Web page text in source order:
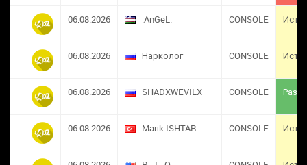
06.08.2026 :AnGeL: CONSOLE Истек
06.08.2026 Нарколог CONSOLE Истек
06.08.2026 SHADXWEVILX CONSOLE
06.08.2026 Marık ISHTAR CONSOLE Истек